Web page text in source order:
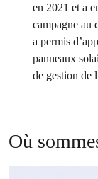
en 2021 et a
campagne au
a permis
panneaux
de gestion de
Où